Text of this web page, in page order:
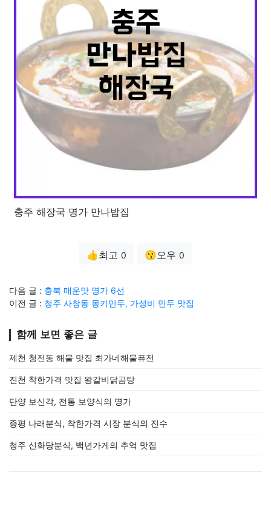
충주 해장국 명가 만나밥집
👍최고 0 😗오우 0
다음 글 : 충북 매운맛 명가 6선
이전 글 : 청주 사창동 몽키만두, 가성비 만두 맛집
함께 보면 좋은 글
제천 청전동 해물 맛집 최가네해물퓨전
진천 착한가격 맛집 왕갈비닭곰탕
단양 보신각, 전통 보양식의 명가
증평 나래분식, 착한가격 시장 분식의 진수
청주 신화당분식, 백년가게의 추억 맛집